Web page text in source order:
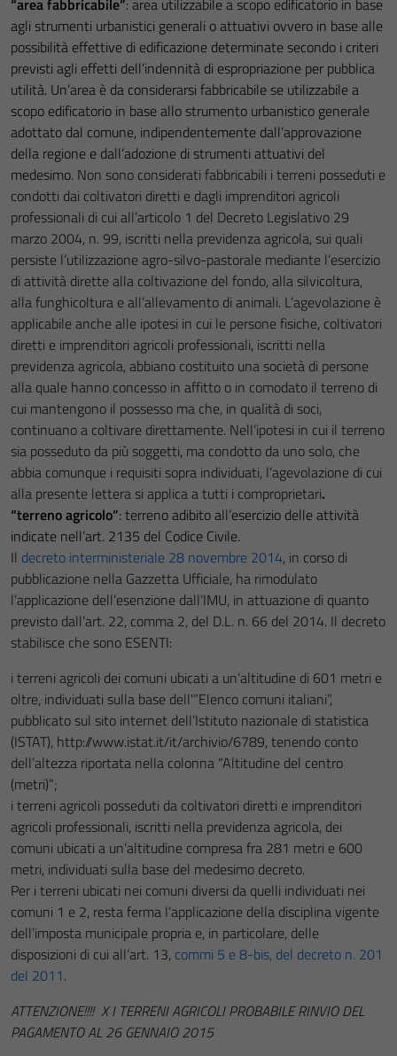
“area fabbricabile”: area utilizzabile a scopo edificatorio in base
agli strumenti urbanistici generali o attuativi ovvero in base alle
possibilità effettive di edificazione determinate secondo i criteri
previsti agli effetti dell’indennità di espropriazione per pubblica
utilità. Un’area è da considerarsi fabbricabile se utilizzabile a
scopo edificatorio in base allo strumento urbanistico generale
adottato dal comune, indipendentemente dall’approvazione
della regione e dall’adozione di strumenti attuativi del
medesimo. Non sono considerati fabbricabili i terreni posseduti e
condotti dai coltivatori diretti e dagli imprenditori agricoli
professionali di cui all’articolo 1 del Decreto Legislativo 29
marzo 2004, n. 99, iscritti nella previdenza agricola, sui quali
persiste l’utilizzazione agro-silvo-pastorale mediante l’esercizio
di attività dirette alla coltivazione del fondo, alla silvicoltura,
alla funghicoltura e all’allevamento di animali. L’agevolazione è
applicabile anche alle ipotesi in cui le persone fisiche, coltivatori
diretti e imprenditori agricoli professionali, iscritti nella
previdenza agricola, abbiano costituito una società di persone
alla quale hanno concesso in affitto o in comodato il terreno di
cui mantengono il possesso ma che, in qualità di soci,
continuano a coltivare direttamente. Nell’ipotesi in cui il terreno
sia posseduto da più soggetti, ma condotto da uno solo, che
abbia comunque i requisiti sopra individuati, l’agevolazione di cui
alla presente lettera si applica a tutti i comproprietari.
“terreno agricolo”: terreno adibito all’esercizio delle attività
indicate nell’art. 2135 del Codice Civile.
Il decreto interministeriale 28 novembre 2014, in corso di
pubblicazione nella Gazzetta Ufficiale, ha rimodulato
l’applicazione dell’esenzione dall’IMU, in attuazione di quanto
previsto dall’art. 22, comma 2, del D.L. n. 66 del 2014. Il decreto
stabilisce che sono ESENTI:
i terreni agricoli dei comuni ubicati a un’altitudine di 601 metri e
oltre, individuati sulla base dell'”Elenco comuni italiani”,
pubblicato sul sito internet dell’Istituto nazionale di statistica
(ISTAT), http://www.istat.it/it/archivio/6789, tenendo conto
dell’altezza riportata nella colonna “Altitudine del centro
(metri)”;
i terreni agricoli posseduti da coltivatori diretti e imprenditori
agricoli professionali, iscritti nella previdenza agricola, dei
comuni ubicati a un’altitudine compresa fra 281 metri e 600
metri, individuati sulla base del medesimo decreto.
Per i terreni ubicati nei comuni diversi da quelli individuati nei
comuni 1 e 2, resta ferma l’applicazione della disciplina vigente
dell’imposta municipale propria e, in particolare, delle
disposizioni di cui all’art. 13, commi 5 e 8-bis, del decreto n. 201
del 2011.
ATTENZIONE!!!! X I TERRENI AGRICOLI PROBABILE RINVIO DEL
PAGAMENTO AL 26 GENNAIO 2015